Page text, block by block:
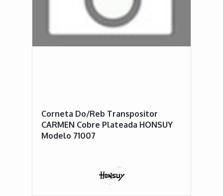
Corneta Do/Reb Transpositor
CARMEN Cobre Plateada HONSUY
Modelo 71007